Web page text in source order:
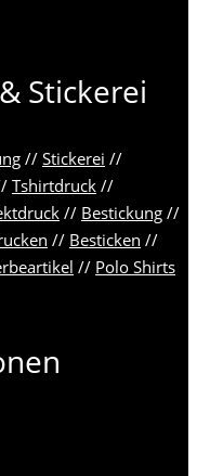
Stickerei
// Stickerei //
Tshirtdruck //
// Bestickung //
// Besticken //
// Polo Shirts